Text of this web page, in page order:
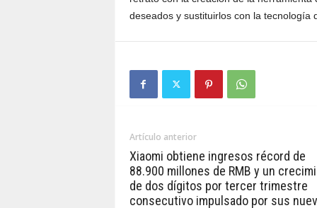
deseados y sustituirlos con la tecnología
Artículo anterior
Xiaomi obtiene ingresos récord de
88.900 millones de RMB y un
de dos dígitos por tercer trimestre
consecutivo impulsado por sus